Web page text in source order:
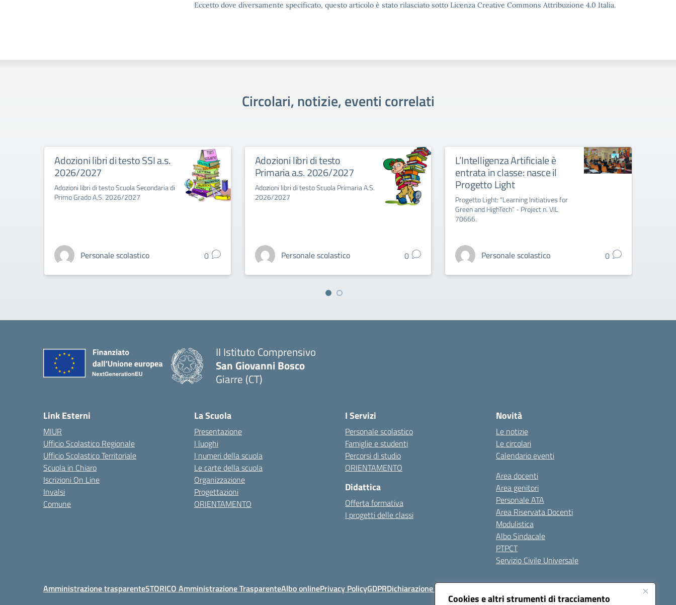
Cookies e altri strumenti di tracciamento
Eccetto dove diversamente specificato, questo articolo è stato rilasciato sotto Licenza Creative Commons Attribuzione 4.0 Italia.
Circolari, notizie, eventi correlati
Adozioni libri di testo SSI a.s.
2026/2027
Adozioni libri di testo Scuola Secondaria di
Primo Grado A.S. 2026/2027
Personale scolastico 0
Adozioni libri di testo
Primaria a.s. 2026/2027
Adozioni libri di testo Scuola Primaria A.S.
2026/2027
Personale scolastico 0
L’Intelligenza Artificiale è
entrata in classe: nasce il
Progetto Light
Progetto Light: “Learning Initiatives for
Green and HighTech” - Project n. VIL
70666.
Personale scolastico 0
II Istituto Comprensivo
San Giovanni Bosco
Giarre (CT)
Link Esterni
MIUR
Ufficio Scolastico Regionale
Ufficio Scolastico Territoriale
Scuola in Chiaro
Iscrizioni On Line
Invalsi
Comune
La Scuola
Presentazione
I luoghi
I numeri della scuola
Le carte della scuola
Organizzazione
Progettazioni
ORIENTAMENTO
I Servizi
Personale scolastico
Famiglie e studenti
Percorsi di studio
ORIENTAMENTO
Didattica
Offerta formativa
I progetti delle classi
Novità
Le notizie
Le circolari
Calendario eventi
Area docenti
Area genitori
Personale ATA
Area Riservata Docenti
Modulistica
Albo Sindacale
PTPCT
Servizio Civile Universale
Amministrazione trasparenteSTORICO Amministrazione TrasparenteAlbo onlinePrivacy PolicyGDPRDichiarazione di accessibilità